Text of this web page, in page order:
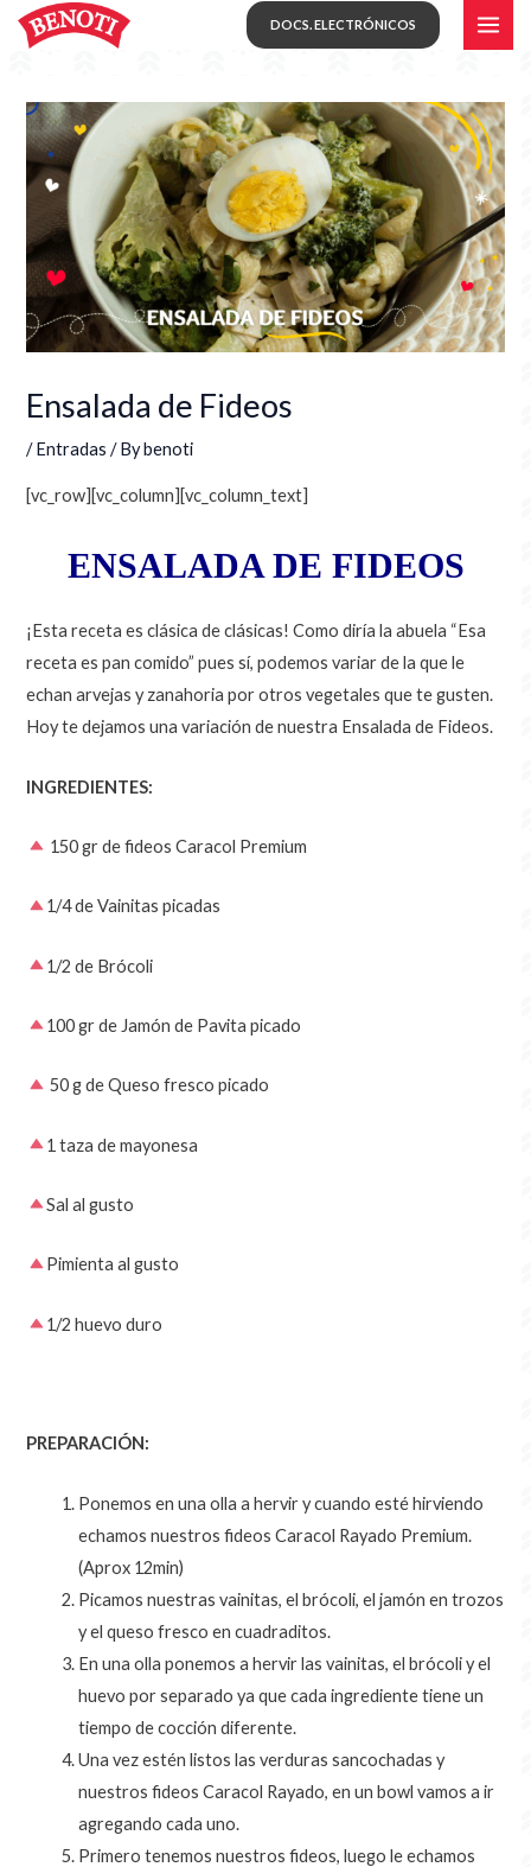
Skip
DOCS. ELECTRÓNICOS
Ensalada de Fideos
/Entradas / Bybenoti
[vc_row][vc_column][vc_column_text]
ENSALADA DE FIDEOS
¡Esta receta es clásica de clásicas! Como diría la abuela “Esa
receta es pan comido” pues sí, podemos variar de la que le
echan arvejas y zanahoria por otros vegetales que te gusten.
Hoy te dejamos una variación de nuestra Ensalada de Fideos.
INGREDIENTES:
150 gr de fideos Caracol Premium
1/4 de Vainitas picadas
1/2 de Brócoli
100 gr de Jamón de Pavita picado
50 g de Queso fresco picado
1 taza de mayonesa
Sal al gusto
Pimienta al gusto
1/2 huevo duro
PREPARACIÓN:
Ponemos en una olla a hervir y cuando esté hirviendo
echamos nuestros fideos Caracol Rayado Premium.
(Aprox 12min)
Picamos nuestras vainitas, el brócoli, el jamón en trozos
y el queso fresco en cuadraditos.
En una olla ponemos a hervir las vainitas, el brócoli y el
huevo por separado ya que cada ingrediente tiene un
tiempo de cocción diferente.
Una vez estén listos las verduras sancochadas y
nuestros fideos Caracol Rayado, en un bowl vamos a ir
agregando cada uno.
Primero tenemos nuestros fideos, luego le echamos